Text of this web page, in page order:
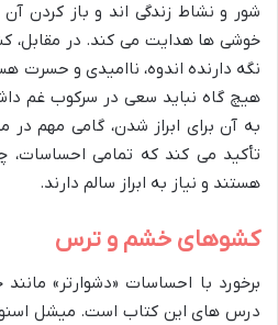
شور و نشاط زندگی اند و باز کردن
خوشی ها هدایت می کند. در مقابل،
نگه دارنده اندوه، ناامیدی و حسرت
هیچ گاه نباید سعی در سرکوب غم
به آن برای ابراز شدن، گامی مهم
تأکید می کند که تمامی
هستند و نیاز به ابراز سالم دارند.
کشوهای خشم و ترس
برخورد با احساسات «دشوارتر»
درس های این کتاب است. میشل